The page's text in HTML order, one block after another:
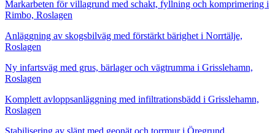
Markarbeten för villagrund med schakt, fyllning och komprimering i
Rimbo, Roslagen
Anläggning av skogsbilväg med förstärkt bärighet i Norrtälje,
Roslagen
Ny infartsväg med grus, bärlager och vägtrumma i Grisslehamn,
Roslagen
Komplett avloppsanläggning med infiltrationsbädd i Grisslehamn,
Roslagen
Stabilisering av slänt med geonät och torrmur i Öregrund,